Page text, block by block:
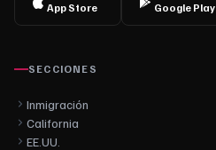
App Store
Google Play
SECCIONES
Inmigración
California
EE.UU.